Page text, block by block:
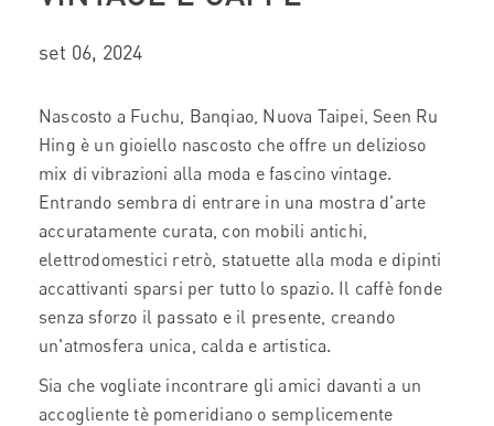
set 06, 2024
Nascosto a Fuchu, Banqiao, Nuova Taipei, Seen Ru
Hing è un gioiello nascosto che offre un delizioso
mix di vibrazioni alla moda e fascino vintage.
Entrando sembra di entrare in una mostra d'arte
accuratamente curata, con mobili antichi,
elettrodomestici retrò, statuette alla moda e dipinti
accattivanti sparsi per tutto lo spazio. Il caffè fonde
senza sforzo il passato e il presente, creando
un'atmosfera unica, calda e artistica.
Sia che vogliate incontrare gli amici davanti a un
accogliente tè pomeridiano o semplicemente